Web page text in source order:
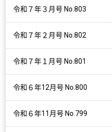
令和７年３月号 No.803
令和７年２月号 No.802
令和７年１月号 No.801
令和６年12月号 No.800
令和６年11月号 No.799